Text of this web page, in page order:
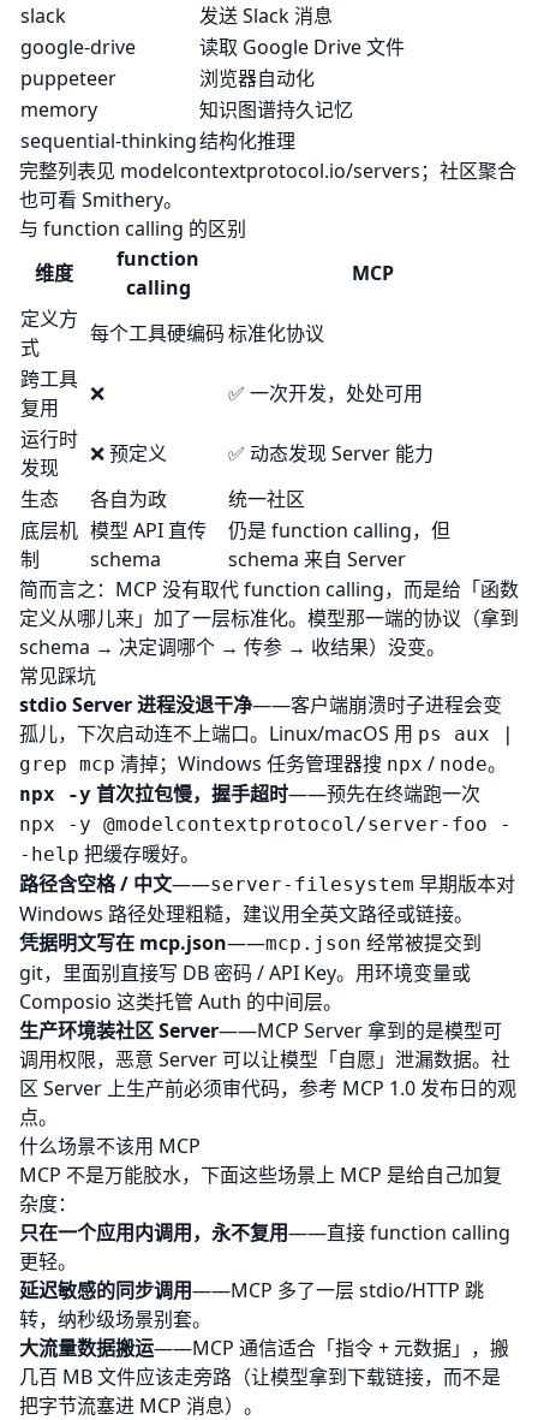
slack
发送 Slack 消息
google-drive
读取 Google Drive 文件
puppeteer
浏览器自动化
memory
知识图谱持久记忆
sequential-thinking结构化推理
完整列表见 modelcontextprotocol.io/servers；社区聚合
也可看 Smithery。
与 function calling 的区别
维度
function
calling
MCP
定义方
式
每个工具硬编码标准化协议
跨工具
复用
❌
✅ 一次开发，处处可用
运行时
发现
❌ 预定义
✅ 动态发现 Server 能力
生态
各自为政
统一社区
底层机
制
模型 API 直传
schema
仍是 function calling，但
schema 来自 Server
简而言之：MCP 没有取代function calling，而是给「函数
定义从哪儿来」加了一层标准化。模型那一端的协议（拿到
schema → 决定调哪个 → 传参 → 收结果）没变。
常见踩坑
stdio Server 进程没退干净——客户端崩溃时子进程会变
孤儿，下次启动连不上端口。Linux/macOS 用 ps aux |
grep mcp 清掉；Windows 任务管理器搜 npx / node。
npx -y 首次拉包慢，握手超时——预先在终端跑一次
npx -y @modelcontextprotocol/server-foo -
-help 把缓存暖好。
路径含空格 / 中文——server-filesystem 早期版本对
Windows 路径处理粗糙，建议用全英文路径或链接。
凭据明文写在 mcp.json——mcp.json 经常被提交到
git，里面别直接写 DB 密码 / API Key。用环境变量或
Composio 这类托管 Auth 的中间层。
生产环境装社区 Server——MCP Server 拿到的是模型可
调用权限，恶意 Server 可以让模型「自愿」泄漏数据。社
区 Server 上生产前必须审代码，参考 MCP 1.0 发布日的观
点。
什么场景不该用 MCP
MCP 不是万能胶水，下面这些场景上 MCP 是给自己加复
杂度：
只在一个应用内调用，永不复用——直接 function calling
更轻。
延迟敏感的同步调用——MCP 多了一层 stdio/HTTP 跳
转，纳秒级场景别套。
大流量数据搬运——MCP 通信适合「指令 + 元数据」，搬
几百 MB 文件应该走旁路（让模型拿到下载链接，而不是
把字节流塞进 MCP 消息）。